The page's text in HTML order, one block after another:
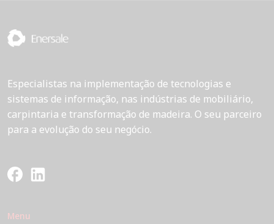
Especialistas na implementação de tecnologias e
sistemas de informação, nas indústrias de mobiliário,
carpintaria e transformação de madeira. O seu parceiro
para a evolução do seu negócio.
Menu